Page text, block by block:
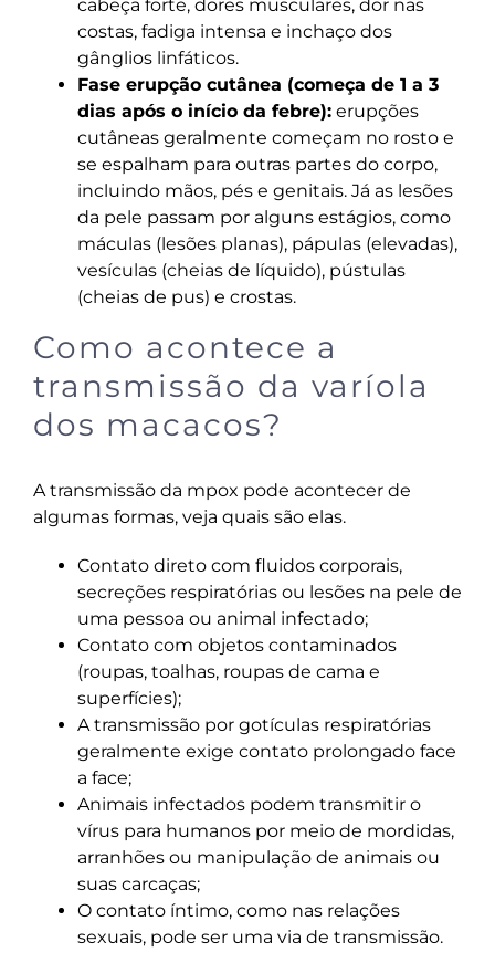
cabeça forte, dores musculares, dor nas
costas, fadiga intensa e inchaço dos
gânglios linfáticos.
Fase erupção cutânea (começa de 1 a 3
dias após o início da febre):erupções
cutâneas geralmente começam no rosto e
se espalham para outras partes do corpo,
incluindo mãos, pés e genitais. Já as lesões
da pele passam por alguns estágios, como
máculas (lesões planas), pápulas (elevadas),
vesículas (cheias de líquido), pústulas
(cheias de pus) e crostas.
Como acontece a
transmissão da varíola
dos macacos?
A transmissão da mpox pode acontecer de
algumas formas, veja quais são elas.
Contato direto com fluidos corporais,
secreções respiratórias ou lesões na pele de
uma pessoa ou animal infectado;
Contato com objetos contaminados
(roupas, toalhas, roupas de cama e
superfícies);
A transmissão por gotículas respiratórias
geralmente exige contato prolongado face
a face;
Animais infectados podem transmitir o
vírus para humanos por meio de mordidas,
arranhões ou manipulação de animais ou
suas carcaças;
O contato íntimo, como nas relações
sexuais, pode ser uma via de transmissão.